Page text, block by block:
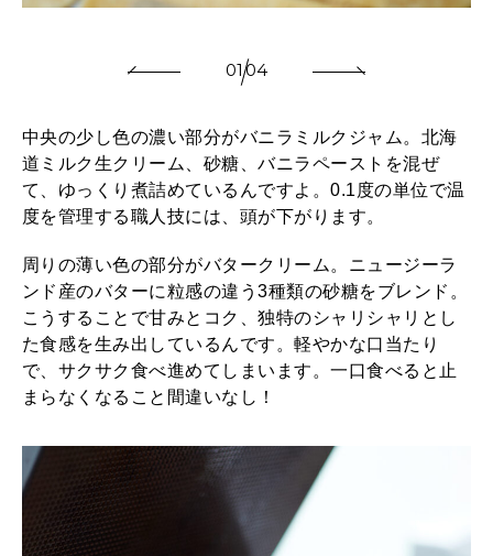
0104
中央の少し色の濃い部分がバニラミルクジャム。北海
道ミルク生クリーム、砂糖、バニラペーストを混ぜ
て、ゆっくり煮詰めているんですよ。0.1度の単位で温
度を管理する職人技には、頭が下がります。
周りの薄い色の部分がバタークリーム。ニュージーラ
ンド産のバターに粒感の違う3種類の砂糖をブレンド。
こうすることで甘みとコク、独特のシャリシャリとし
た食感を生み出しているんです。軽やかな口当たり
で、サクサク食べ進めてしまいます。一口食べると止
まらなくなること間違いなし！